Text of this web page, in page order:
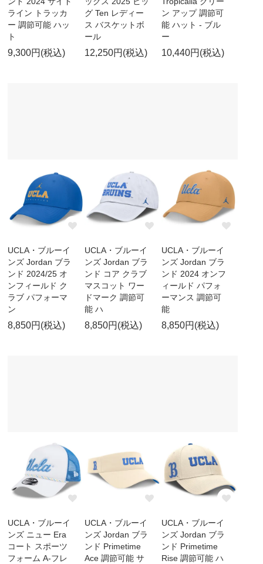
ライン トラッカ
ー 調節可能 ハッ
ト
9,300円(税込)
グ Ten レディー
ス バスケットボ
ール
12,250円(税込)
ン アップ 調節可
能 ハット - ブル
ー
10,440円(税込)
UCLA・ブルーイ
ンズ Jordan ブラ
ンド 2024/25 オ
ンフィールド ク
ラブ パフォーマ
ン
8,850円(税込)
UCLA・ブルーイ
ンズ Jordan ブラ
ンド コア クラブ
マスコット ワー
ドマーク 調節可
能 ハ
8,850円(税込)
UCLA・ブルーイ
ンズ Jordan ブラ
ンド 2024 オンフ
ィールド パフォ
ーマンス 調節可
能
8,850円(税込)
UCLA・ブルーイ
ンズ ニュー Era
コート スポーツ
フォーム A-フレ
UCLA・ブルーイ
ンズ Jordan ブラ
ンド Primetime
Ace 調節可能 サ
UCLA・ブルーイ
ンズ Jordan ブラ
ンド Primetime
Rise 調節可能 ハ